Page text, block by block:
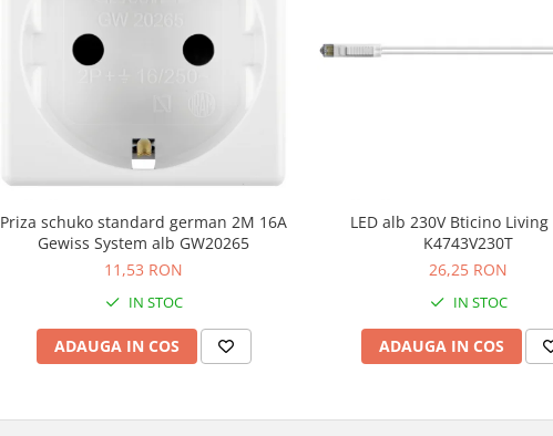
Priza schuko standard german 2M 16A
Gewiss System alb GW20265
11,53 RON
IN STOC
ADAUGA IN COS
LED alb 230V Bticino
K4743V230T
26,25 RON
IN STOC
ADAUGA IN COS